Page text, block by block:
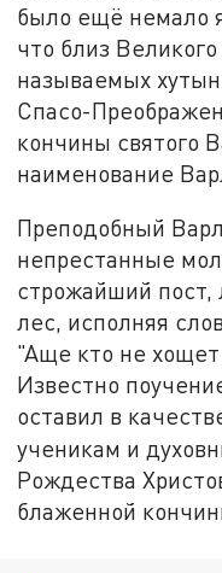
было ещё немало
что близ
называемых
Спасо-
кончины святого
наименование
Преподобный
непрестанные
строжайший пост,
лес, исполняя
"Аще кто не
Известно
оставил в
ученикам и
Рождества
блаженной